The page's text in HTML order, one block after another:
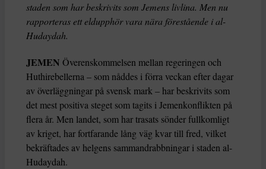
staden som har beskrivits som Jemens livlina. Men nu
rapporteras ett eldupphör vara nära förestående i al-
Hudaydah.
JEMEN Överenskommelsen mellan regeringen och
Huthirebellerna – som nåddes i förra veckan efter dagar
av överläggningar på svensk mark – har beskrivits som
det mest positiva steget som tagits i Jemenkonflikten på
flera år. Men landet, som har trasats sönder fullkomligt
av kriget, har fortfarande lång väg kvar till fred, vilket
bekräftades av helgens sammandrabbningar i staden al-
Hudaydah.